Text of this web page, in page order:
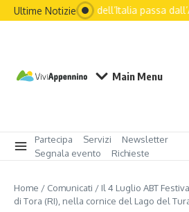
Salta al contenuto
Ultime NotizieIl futuro dell’Italia passa
Main Menu
Partecipa Servizi
Newsletter
Segnala evento
Richieste
Home / Comunicati / Il 4 Luglio ABT
di Tora (RI), nella cornice del Lago del